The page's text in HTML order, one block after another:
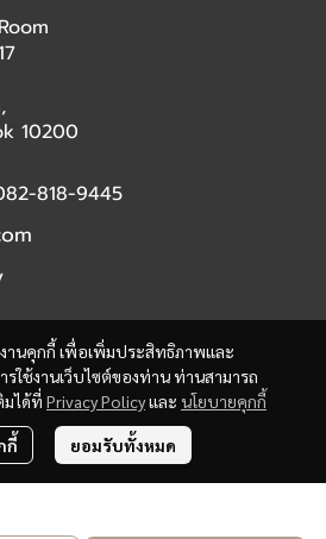
านคุกกี้ เพื่อเพิ่มประสิทธิภาพและ
ใช้งานเว็บไซต์ของท่าน ท่านสามารถ
มได้ที่ Privacy Policyและ นโยบายคุกกี้
กี้ ยอมรับทั้งหมด
10200
818-9445